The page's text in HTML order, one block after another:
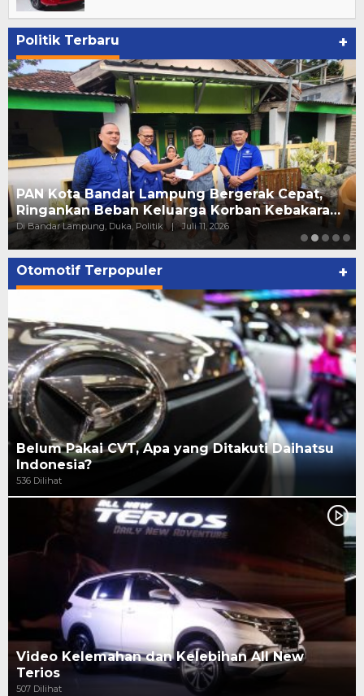
Politik Terbaru +
PAN Kota Bandar Lampung Bergerak Cepat,
Ringankan Beban Keluarga Korban Kebakara…
Di Bandar Lampung, Duka, Politik | Juli 11, 2026
Otomotif Terpopuler +
Belum Pakai CVT, Apa yang Ditakuti Daihatsu
Indonesia?
536 Dilihat
Video Kelemahan dan Kelebihan All New
Terios
507 Dilihat